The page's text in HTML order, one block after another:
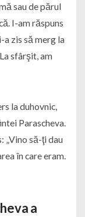
sau de părul
I-am răspuns
a zis să merg la
sfârşit, am
la duhovnic,
Parascheva.
„Vino să-ţi dau
în care eram.
a